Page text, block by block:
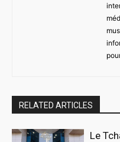
RELATED ARTICLES
Le